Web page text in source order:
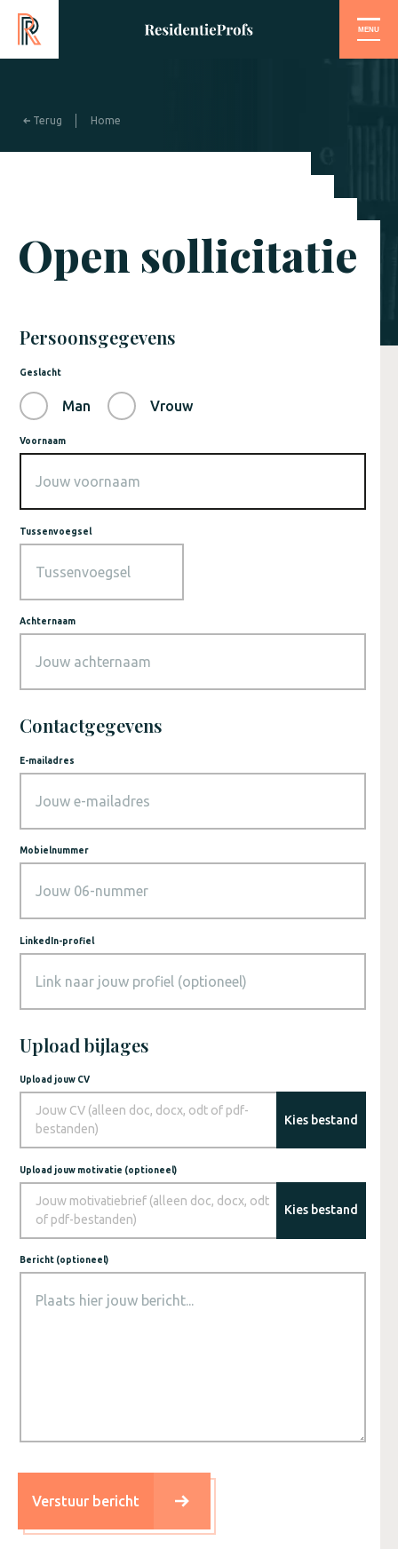
MENU
Terug Home
Open sollicitatie
Persoonsgegevens
Geslacht
Man Vrouw
Voornaam
Tussenvoegsel
Achternaam
Contactgegevens
E-mailadres
Mobielnummer
LinkedIn-profiel
Upload bijlages
Upload jouw CV
Jouw CV (alleen doc, docx, odt of pdf-
bestanden)
Kies bestand
Upload jouw motivatie (optioneel)
Jouw motivatiebrief (alleen doc, docx, odt
of pdf-bestanden)
Kies bestand
Bericht (optioneel)
Verstuur bericht